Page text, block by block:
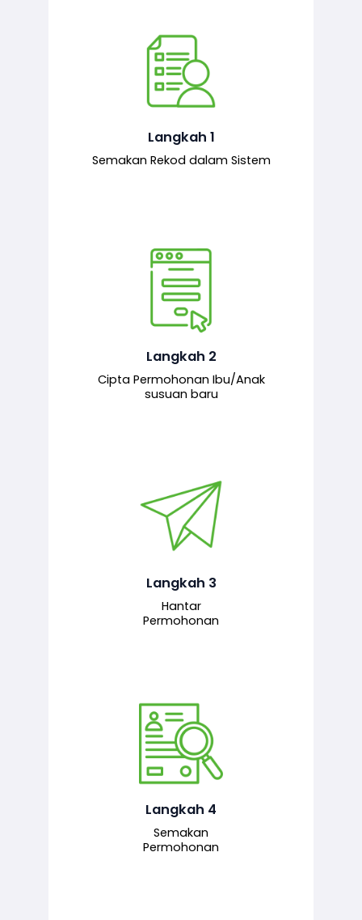
Langkah 1
Semakan Rekod dalam Sistem
Semakan ke atas sejarah permohonan
yang pernah dibuat oleh pemohon,
Langkah 2
Cipta Permohonan Ibu/Anak
susuan baru
Pemohon mengisi borang
permohonan bagi pendaftaran
baharu melalui sistem.
Langkah 3
Hantar
Permohonan
Permohonan yang lengkap dihantar
untuk proses semakan dan
bertanggungjawab.
Langkah 4
Semakan
Permohonan
Pegawai penyemak menyemak
maklumat yang dikemukakan. Jika
semua maklumat adalah lengkap dan
kepada pegawai pelulus untuk
tindakan seterusnya.